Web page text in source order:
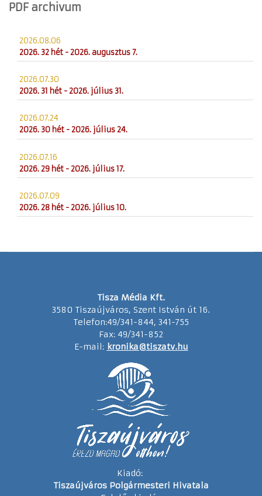
PDF archivum
2026.08.06
2026. 32 hét - 2026. augusztus 7.
2026.07.30
2026. 31 hét - 2026. július 31.
2026.07.24
2026. 30 hét - 2026. július 24.
2026.07.16
2026. 29 hét - 2026. július 17.
2026.07.09
2026. 28 hét - 2026. július 10.
Tisza Média Kft.
3580 Tiszaújváros, Szent István út 16.
Telefon:49/341-844, 341-755
Fax: 49/341-852
E-mail: kronika@tiszatv.hu
Kiadó:
Tiszaújváros Polgármesteri Hivatala